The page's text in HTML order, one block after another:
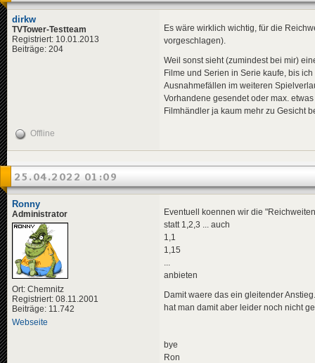
dirkw
TVTower-Testteam
Registriert: 10.01.2013
Beiträge: 204
Es wäre wirklich wichtig, für die
vorgeschlagen).
Weil sonst sieht (zumindest bei mir)
Filme und Serien in Serie kaufe, bis
Ausnahmefällen im weiteren
Vorhandene gesendet oder max.
Filmhändler ja kaum mehr zu Gesicht
Offline
25.04.2022 01:09
Ronny
Administrator
Ort: Chemnitz
Registriert: 08.11.2001
Beiträge: 11.742
Webseite
Eventuell koennen wir die
statt 1,2,3 ... auch
1,1
1,15
...
anbieten
Damit waere das ein gleitender
hat man damit aber leider noch nicht
bye
Ron